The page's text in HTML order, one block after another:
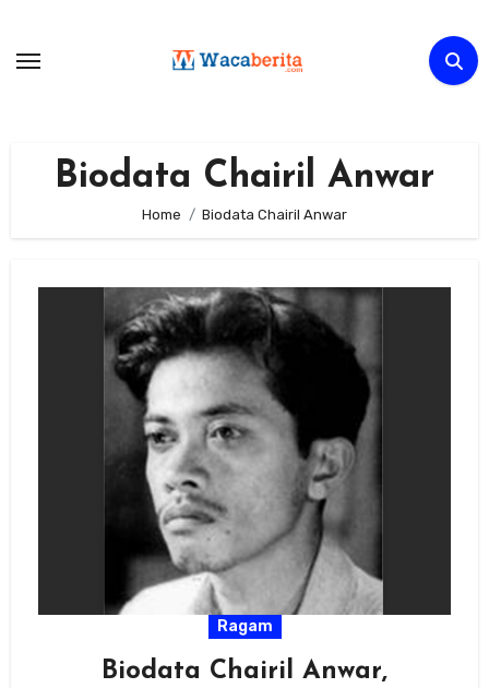
content
Biodata Chairil Anwar
Home Biodata Chairil Anwar
Ragam
Biodata Chairil Anwar,